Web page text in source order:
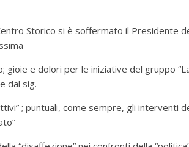
Storico si è soffermato il Presidente
gioie e dolori per le iniziative del gruppo
dal sig.
; puntuali, come sempre, gli interventi